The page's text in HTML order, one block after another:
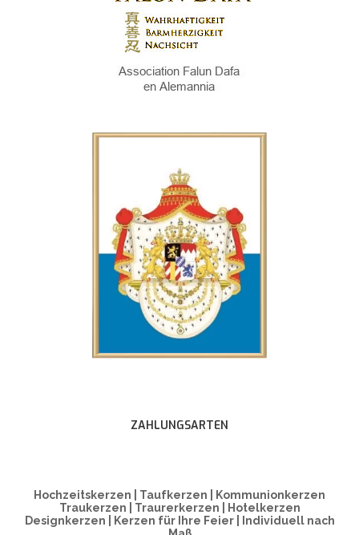
ZAHLUNGSARTEN
Hochzeitskerzen | Taufkerzen | Kommunionkerzen
Traukerzen | Traurerkerzen | Hotelkerzen
Designkerzen | Kerzen für Ihre Feier | Individuell nach